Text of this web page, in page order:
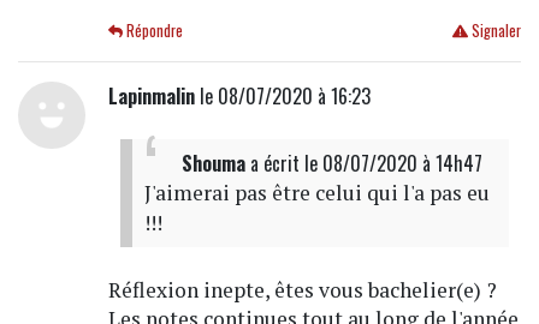
Signaler
Répondre
Lapinmalinle 08/07/2020 à 16:23
Shoumaa écrit le 08/07/2020 à 14h47
J'aimerai pas être celui qui l'a pas eu
!!!
Réflexion inepte, êtes vous bachelier(e) ?
Les notes continues tout au long de l'année